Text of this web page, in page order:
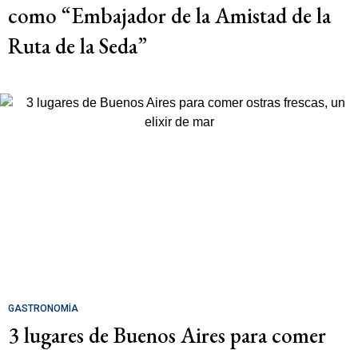
como “Embajador de la Amistad de la
Ruta de la Seda”
GASTRONOMÍA
3 lugares de Buenos Aires para comer